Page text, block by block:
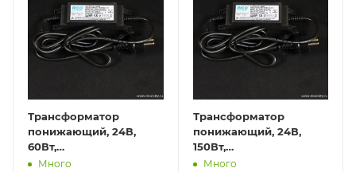
Трансформатор
понижающий, 24В,
60Вт,
влагозащищенный
Много
Трансформатор
понижающий, 24В,
150Вт,
влагозащищенный
Много